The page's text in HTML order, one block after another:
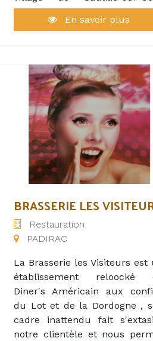
Vous pourrez visiter
uns des plus beaux villages
bordés de murets de
admirer des paysages
flâner au milieu
marchés de villages, partir à
découverte de grottes
gouffres, prendre part
nombreux festivals – le tout
beau milieu du Parc
Régional des Causses
Dans ce bel environnement
était connu sous le nom
sports s’offrent à vous.
En soirée, pour vous
après une journée
nos Lodges Safaris
En savoir plus
BRASSERIE LES
Restauration
PADIRAC
La Brasserie les Visiteurs est
établissement reloocké
Diner's Américain aux
du Lot et de la Dordogne ,
cadre inattendu fait
notre clientèle et nous